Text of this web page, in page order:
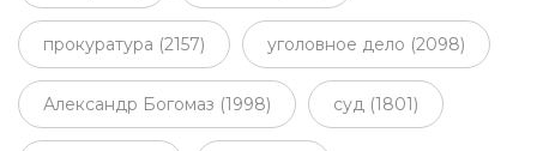
прокуратура (2157) уголовное дело (2098)
Александр Богомаз (1998) суд (1801)